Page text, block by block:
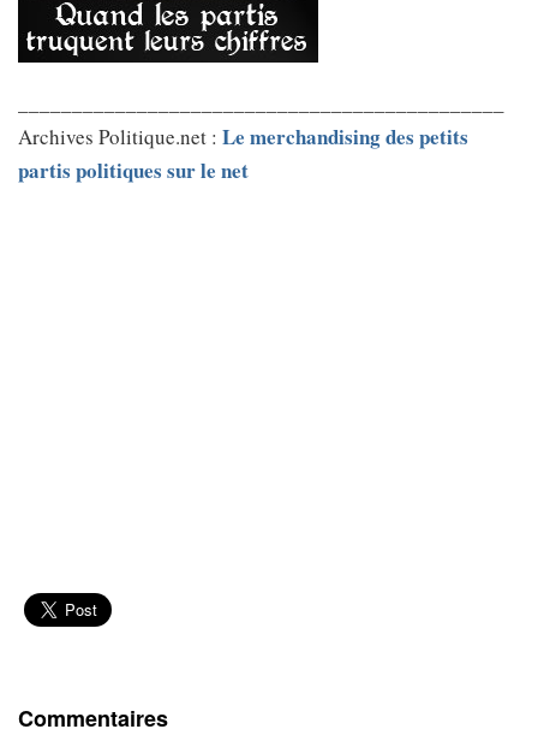
Archives Politique.net : Le merchandising des petits
partis politiques sur le net
Commentaires